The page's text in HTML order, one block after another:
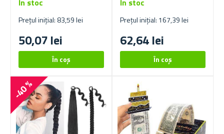
Prețul inițial: 83,59 lei
50,07 lei
În stoc
Prețul inițial: 167,39 lei
62,64 lei
În stoc
-40 %